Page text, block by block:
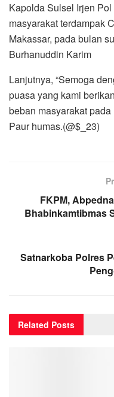
Kapolda Sulsel Irjen
masyarakat terdampak
Makassar, pada bulan
Burhanuddin Karim
Lanjutnya, “Semoga
puasa yang kami
beban masyarakat
Paur humas.(@$_23)
FKPM,
Bhabinkamtibmas
Satnarkoba Polres
Related Posts